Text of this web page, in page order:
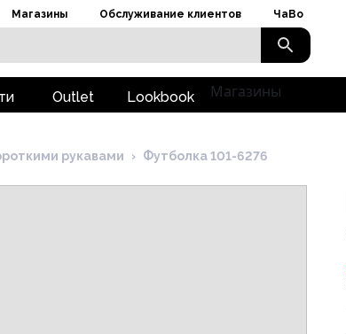
Магазины Обслуживание клиентов ЧаВо
Outlet Lookbook Магазины
рукавами › Футболка 101-6276